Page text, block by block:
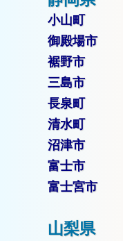
小山町
御殿場市
裾野市
三島市
長泉町
清水町
沼津市
富士市
富士宮市